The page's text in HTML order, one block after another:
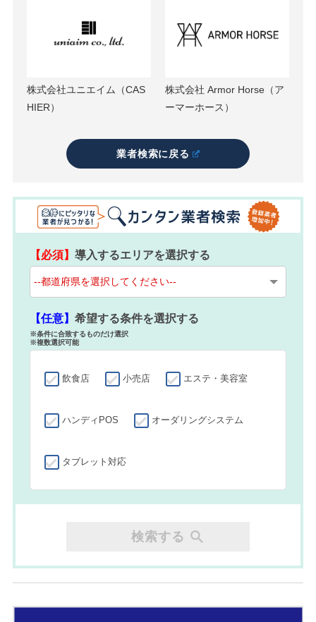
株式会社ユニエイム（CAS
HIER）
株式会社 Armor Horse（ア
ーマーホース）
業者検索に戻る
【必須】導入するエリアを選択する
【任意】希望する条件を選択する
※条件に合致するものだけ選択
※複数選択可能
飲食店 小売店 エステ・美容室
ハンディPOS オーダリングシステム
タブレット対応
検索する